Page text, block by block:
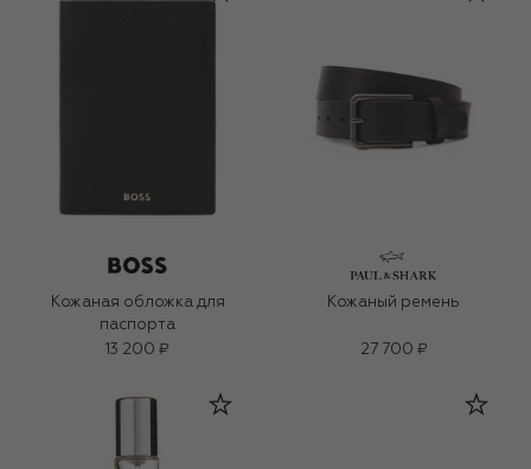
Кожаная обложка для
паспорта
13 200 ₽
Кожаный ремень
27 700 ₽